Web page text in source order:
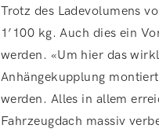
Trotz des Ladevolumens
1’100 kg. Auch dies ein
werden. «Um hier das
Anhängekupplung
werden. Alles in allem
Fahrzeugdach massiv